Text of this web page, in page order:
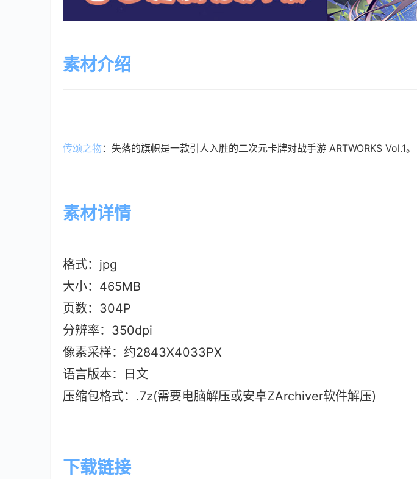
素材介绍
传颂之物：失落的旗帜是一款引人入胜的二次元卡牌对战手游 ARTWORKS Vol.1。
素材详情
格式：jpg
大小：465MB
页数：304P
分辨率：350dpi
像素采样：约2843X4033PX
语言版本：日文
压缩包格式：.7z(需要电脑解压或安卓ZArchiver软件解压)
下载链接